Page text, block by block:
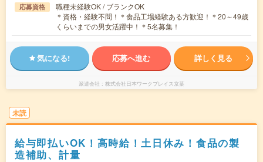
応募資格
職種未経験OK / ブランクOK
＊資格・経験不問！＊食品工場経験ある方歓迎！＊20～49歳
くらいまでの男女活躍中！＊5名募集！
気になる! 応募へ進む 詳しく見る
派遣会社 株式会社日本ワークプレイス京葉
未読
給与即払いOK！高時給！土日休み！食品の製
造補助、計量